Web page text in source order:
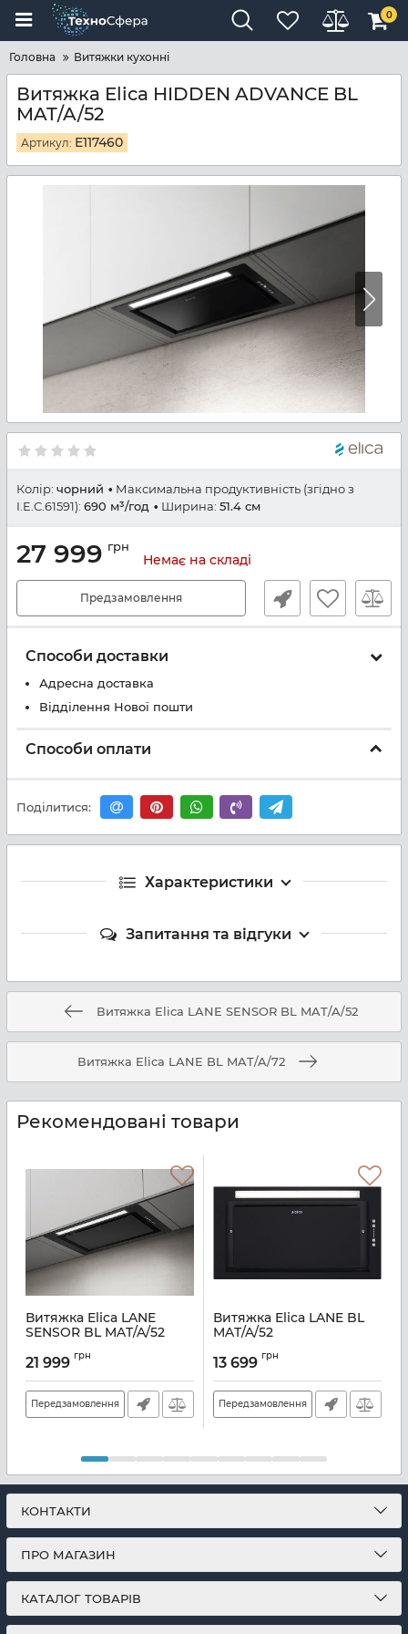
0
Головна Витяжки кухонні
Витяжка Elica HIDDEN ADVANCE BL
MAT/A/52
Артикул: E117460
Колір: чорний
Максимальна продуктивність (згідно з
I.E.C.61591): 690 м³/год Ширина: 51.4 см
27 999 грн
Немає на складі
Предзамовлення
Способи доставки
Адресна доставка
Відділення Нової пошти
Способи оплати
Поділитися:
Характеристики
Запитання та відгуки
Витяжка Elica LANE SENSOR BL MAT/A/52
Витяжка Elica LANE BL MAT/A/72
Рекомендовані товари
Витяжка Elica LANE
SENSOR BL MAT/A/52
21 999 грн
Передзамовлення
Витяжка Elica LANE BL
MAT/A/52
13 699 грн
Передзамовлення
КОНТАКТИ
ПРО МАГАЗИН
КАТАЛОГ ТОВАРІВ